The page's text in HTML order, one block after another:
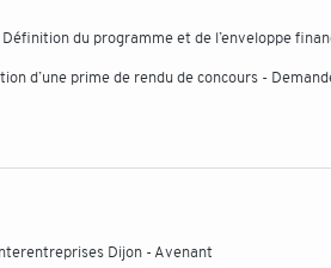
du programme et de l’enveloppe
d’une prime de rendu de concours -
Dijon - Avenant